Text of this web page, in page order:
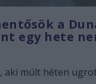
a
egy hete
múlt héten